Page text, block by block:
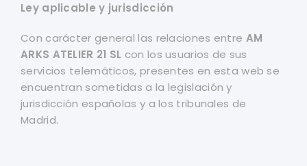
Ley aplicable y jurisdicción
Con carácter general las relaciones entre AM
ARKS ATELIER 21 SL con los usuarios de sus
servicios telemáticos, presentes en esta web se
encuentran sometidas a la legislación y
jurisdicción españolas y a los tribunales de
Madrid.